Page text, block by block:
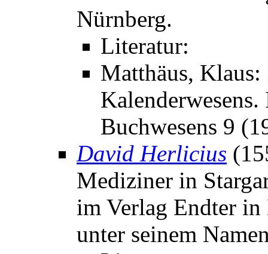
Nürnberg.
Literatur:
Matthäus, Klaus:
Buchwesens 9
David Herlicius
Mediziner in
im Verlag Endter
unter seinem